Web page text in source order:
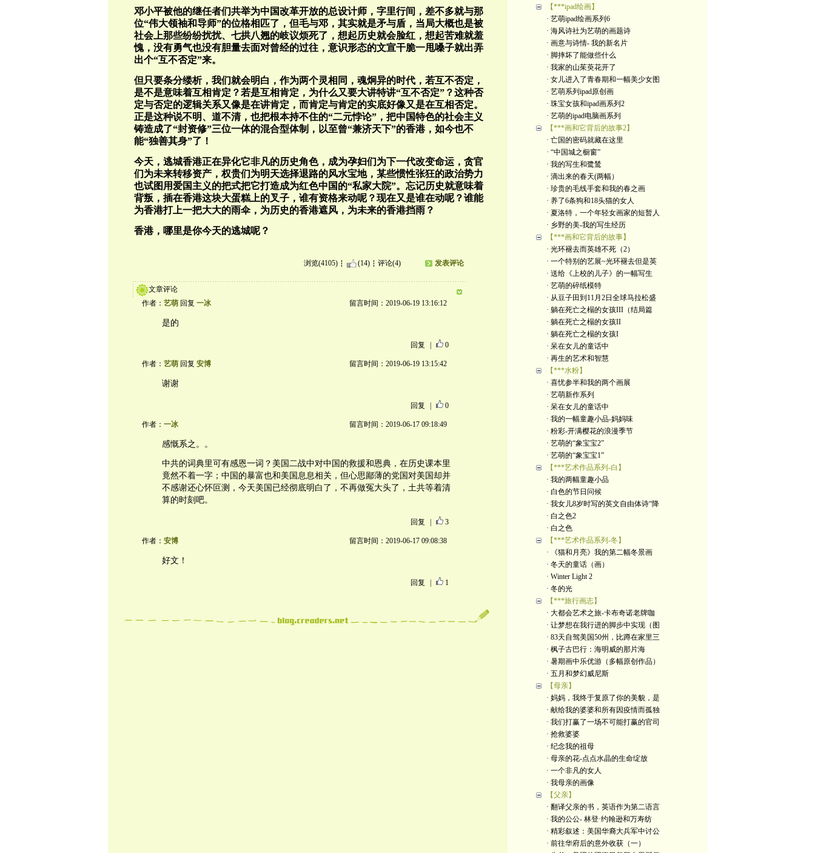
邓小平被他的继任者们共举为中国改革开放的总设计师，字里行间，差不多就与那
位“伟大领袖和导师”的位格相匹了，但毛与邓，其实就是矛与盾，当局大概也是被
社会上那些纷纷扰扰、七拱八翘的岐议烦死了，想起历史就会脸红，想起苦难就羞
愧，没有勇气也没有胆量去面对曾经的过往，意识形态的文宣干脆一甩嗓子就出弄
出个“互不否定”来。
但只要条分缕析，我们就会明白，作为两个灵相同，魂炯异的时代，若互不否定，
是不是意味着互相肯定？若是互相肯定，为什么又要大讲特讲“互不否定”？这种否
定与否定的逻辑关系又像是在讲肯定，而肯定与肯定的实底好像又是在互相否定。
正是这种说不明、道不清，也把根本持不住的“二元悖论”，把中国特色的社会主义
铸造成了“封资修”三位一体的混合型体制，以至曾“兼济天下”的香港，如今也不
能“独善其身”了！
今天，逃城香港正在异化它非凡的历史角色，成为孕妇们为下一代改变命运，贪官
们为未来转移资产，权贵们为明天选择退路的风水宝地，某些惯性张狂的政治势力
也试图用爱国主义的把式把它打造成为红色中国的“私家大院”。忘记历史就意味着
背叛，插在香港这块大蛋糕上的叉子，谁有资格来动呢？现在又是谁在动呢？谁能
为香港打上一把大大的雨伞，为历史的香港遮风，为未来的香港挡雨？
香港，哪里是你今天的逃城呢？
浏览(4105) (14) 评论(4) 发表评论
文章评论
作者： 艺萌回复 一冰 留言时间：2019-06-19 13:16:12
是的
回复 0
作者： 艺萌回复 安博 留言时间：2019-06-19 13:15:42
谢谢
回复 0
作者： 一冰 留言时间：2019-06-17 09:18:49
感慨系之。。
中共的词典里可有感恩一词？美国二战中对中国的救援和恩典，在历史课本里
竟然不着一字；中国的暴富也和美国息息相关，但心思鄙薄的党国对美国却并
不感谢还心怀叵测，今天美国已经彻底明白了，不再做冤大头了，土共等着清
算的时刻吧。
回复 3
作者： 安博 留言时间：2019-06-17 09:08:38
好文！
回复 1
【***ipad绘画】
· 艺萌ipad绘画系列6
· 海风诗社为艺萌的画题诗
· 画意与诗情- 我的新名片
· 脚摔坏了能做些什么
· 我家的山茱萸花开了
· 女儿进入了青春期和一幅美少女图
· 艺萌系列ipad原创画
· 珠宝女孩和ipad画系列2
· 艺萌的ipad电脑画系列
【***画和它背后的故事2】
· 亡国的密码就藏在这里
· “中国城之橱窗”
· 我的写生和鹭鸶
· 滴出来的春天(两幅）
· 珍贵的毛线手套和我的春之画
· 养了6条狗和18头猫的女人
· 夏洛特，一个年轻女画家的短暂人
· 乡野的美-我的写生经历
【***画和它背后的故事】
· 光环褪去而英雄不死（2）
· 一个特别的艺展~光环褪去但是英
· 送给《上校的儿子》的一幅写生
· 艺萌的碎纸模特
· 从豆子田到11月2日全球马拉松盛
· 躺在死亡之榻的女孩III（结局篇
· 躺在死亡之榻的女孩II
· 躺在死亡之榻的女孩I
· 呆在女儿的童话中
· 再生的艺术和智慧
【***水粉】
· 喜忧参半和我的两个画展
· 艺萌新作系列
· 呆在女儿的童话中
· 我的一幅童趣小品-妈妈味
· 粉彩-开满樱花的浪漫季节
· 艺萌的“象宝宝2”
· 艺萌的“象宝宝1”
【***艺术作品系列-白】
· 我的两幅童趣小品
· 白色的节日问候
· 我女儿8岁时写的英文自由体诗“降
· 白之色2
· 白之色
【***艺术作品系列-冬】
· 《猫和月亮》我的第二幅冬景画
· 冬天的童话（画）
· Winter Light 2
· 冬的光
【***旅行画志】
· 大都会艺术之旅-卡布奇诺老牌咖
· 让梦想在我行进的脚步中实现（图
· 83天自驾美国50州，比蹲在家里三
· 枫子古巴行：海明威的那片海
· 暑期画中乐优游（多幅原创作品）
· 五月和梦幻威尼斯
【母亲】
· 妈妈，我终于复原了你的美貌，是
· 献给我的婆婆和所有因疫情而孤独
· 我们打赢了一场不可能打赢的官司
· 抢救婆婆
· 纪念我的祖母
· 母亲的花-点点水晶的生命绽放
· 一个非凡的女人
· 我母亲的画像
【父亲】
· 翻译父亲的书，英语作为第二语言
· 我的公公- 林登·约翰逊和万寿纺
· 精彩叙述：美国华裔大兵军中讨公
· 前往华府后的意外收获（一）